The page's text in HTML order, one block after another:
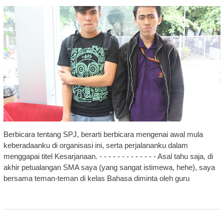
Berbicara tentang SPJ, berarti berbicara mengenai awal mula
keberadaanku di organisasi ini, serta perjalananku dalam
menggapai titel Kesarjanaan. - - - - - - - - - - - - - Asal tahu saja, di
akhir petualangan SMA saya (yang sangat istimewa, hehe), saya
bersama teman-teman di kelas Bahasa diminta oleh guru